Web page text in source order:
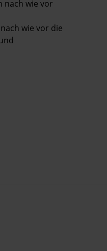
nach wie vor
wie vor die